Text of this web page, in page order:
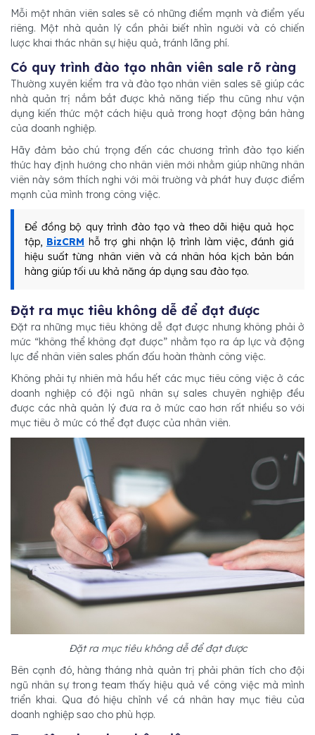
Mỗi một nhân viên sales sẽ có những điểm mạnh và điểm yếu
riêng. Một nhà quản lý cần phải biết nhìn người và có chiến
lược khai thác nhân sự hiệu quả, tránh lãng phí.
Có quy trình đào tạo nhân viên sale rõ ràng
Thường xuyên kiểm tra và đào tạo nhân viên sales sẽ giúp các
nhà quản trị nắm bắt được khả năng tiếp thu cũng như vận
dụng kiến thức một cách hiệu quả trong hoạt động bán hàng
của doanh nghiệp.
Hãy đảm bảo chú trọng đến các chương trình đào tạo kiến
thức hay định hướng cho nhân viên mới nhằm giúp những nhân
viên này sớm thích nghi với môi trường và phát huy được điểm
mạnh của mình trong công việc.
Để đồng bộ quy trình đào tạo và theo dõi hiệu quả học
tập, BizCRM hỗ trợ ghi nhận lộ trình làm việc, đánh giá
hiệu suất từng nhân viên và cá nhân hóa kịch bản bán
hàng giúp tối ưu khả năng áp dụng sau đào tạo.
Đặt ra mục tiêu không dễ để đạt được
Đặt ra những mục tiêu không dễ đạt được nhưng không phải ở
mức “không thể không đạt được” nhằm tạo ra áp lực và động
lực để nhân viên sales phấn đấu hoàn thành công việc.
Không phải tự nhiên mà hầu hết các mục tiêu công việc ở các
doanh nghiệp có đội ngũ nhân sự sales chuyên nghiệp đều
được các nhà quản lý đưa ra ở mức cao hơn rất nhiều so với
mục tiêu ở mức có thể đạt được của nhân viên.
Đặt ra mục tiêu không dễ để đạt được
Bên cạnh đó, hàng tháng nhà quản trị phải phân tích cho đội
ngũ nhân sự trong team thấy hiệu quả về công việc mà mình
triển khai. Qua đó hiệu chỉnh về cá nhân hay mục tiêu của
doanh nghiệp sao cho phù hợp.